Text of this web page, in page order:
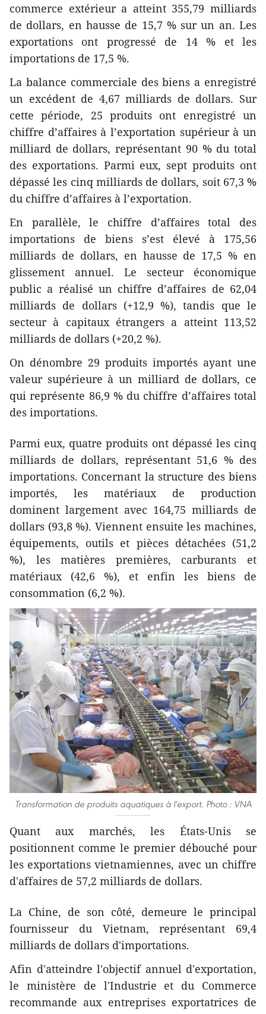
commerce extérieur a atteint 355,79 milliards
de dollars, en hausse de 15,7 % sur un an. Les
exportations ont progressé de 14 % et les
importations de 17,5 %.
La balance commerciale des biens a enregistré
un excédent de 4,67 milliards de dollars. Sur
cette période, 25 produits ont enregistré un
chiffre d’affaires à l’exportation supérieur à un
milliard de dollars, représentant 90 % du total
des exportations. Parmi eux, sept produits ont
dépassé les cinq milliards de dollars, soit 67,3 %
du chiffre d’affaires à l’exportation.
En parallèle, le chiffre d’affaires total des
importations de biens s’est élevé à 175,56
milliards de dollars, en hausse de 17,5 % en
glissement annuel. Le secteur économique
public a réalisé un chiffre d’affaires de 62,04
milliards de dollars (+12,9 %), tandis que le
secteur à capitaux étrangers a atteint 113,52
milliards de dollars (+20,2 %).
On dénombre 29 produits importés ayant une
valeur supérieure à un milliard de dollars, ce
qui représente 86,9 % du chiffre d’affaires total
des importations.
Parmi eux, quatre produits ont dépassé les cinq
milliards de dollars, représentant 51,6 % des
importations. Concernant la structure des biens
importés, les matériaux de production
dominent largement avec 164,75 milliards de
dollars (93,8 %). Viennent ensuite les machines,
équipements, outils et pièces détachées (51,2
%), les matières premières, carburants et
matériaux (42,6 %), et enfin les biens de
consommation (6,2 %).
Transformation de produits aquatiques à l'export. Photo : VNA
Quant aux marchés, les États-Unis se
positionnent comme le premier débouché pour
les exportations vietnamiennes, avec un chiffre
d'affaires de 57,2 milliards de dollars.
La Chine, de son côté, demeure le principal
fournisseur du Vietnam, représentant 69,4
milliards de dollars d'importations.
Afin d'atteindre l'objectif annuel d'exportation,
le ministère de l'Industrie et du Commerce
recommande aux entreprises exportatrices de